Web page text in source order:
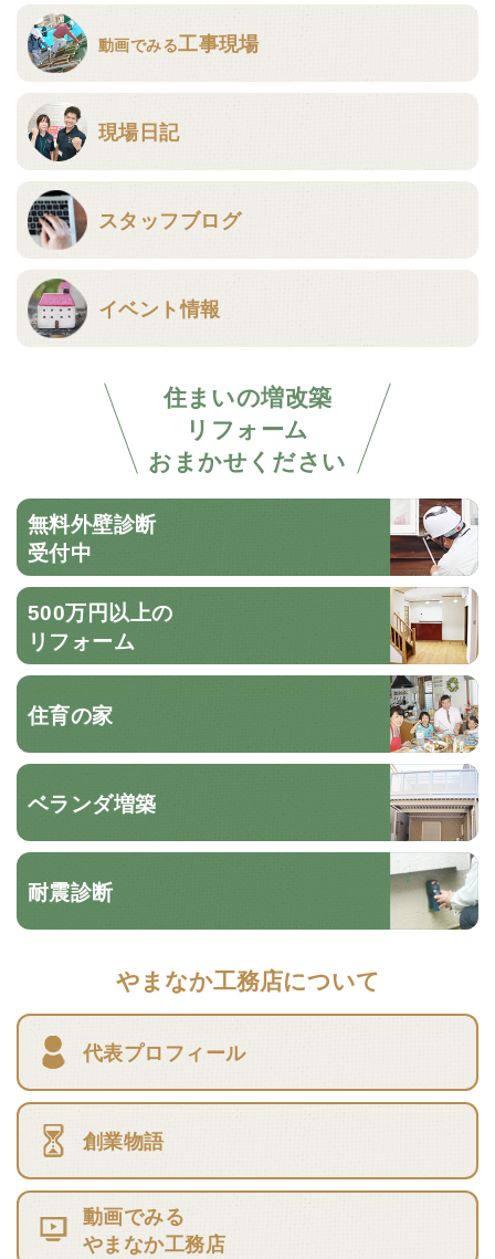
動画でみる工事現場
現場日記
スタッフブログ
イベント情報
住まいの増改築
リフォーム
おまかせください
無料外壁診断
受付中
500万円以上の
リフォーム
住育の家
ベランダ増築
耐震診断
やまなか工務店について
代表プロフィール
創業物語
動画でみる
やまなか工務店